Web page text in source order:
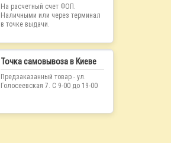
На расчетный счет ФОП.
Наличными или через терминал
в точке выдачи.
Точка самовывоза в Киеве
Предзаказанный товар - ул.
Голосеевская 7. С 9-00 до 19-00